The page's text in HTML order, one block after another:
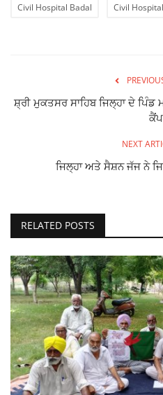
Civil Hospital Badal Civil
ਸ਼੍ਰੀ ਮੁਕਤਸਰ ਸਾਹਿਬ ਜਿਲ੍ਹਾ ਦੇ
ਕੈਂਪ
NEXT
ਜਿਲ੍ਹਾ ਅਤੇ ਸੈਸ਼ਨ ਜੱਜ ਨੇ
RELATED POSTS